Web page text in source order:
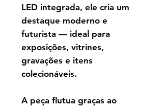
LED integrada, ele cria um
destaque moderno e
futurista — ideal para
exposições, vitrines,
gravações e itens
colecionáveis.
A peça flutua graças ao